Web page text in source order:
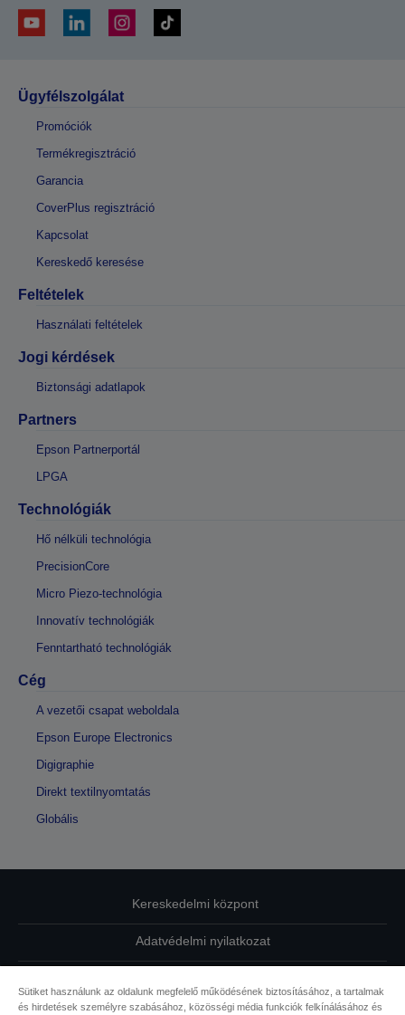
Ügyfélszolgálat
Promóciók
Termékregisztráció
Garancia
CoverPlus regisztráció
Kapcsolat
Kereskedő keresése
Feltételek
Használati feltételek
Jogi kérdések
Biztonsági adatlapok
Partners
Epson Partnerportál
LPGA
Technológiák
Hő nélküli technológia
PrecisionCore
Micro Piezo-technológia
Innovatív technológiák
Fenntartható technológiák
Cég
A vezetői csapat weboldala
Epson Europe Electronics
Digigraphie
Direkt textilnyomtatás
Globális
Kereskedelmi központ
Adatvédelmi nyilatkozat
Sütiket használunk az oldalunk megfelelő működésének biztosításához, a tartalmak
és hirdetések személyre szabásához, közösségi média funkciók felkínálásához és